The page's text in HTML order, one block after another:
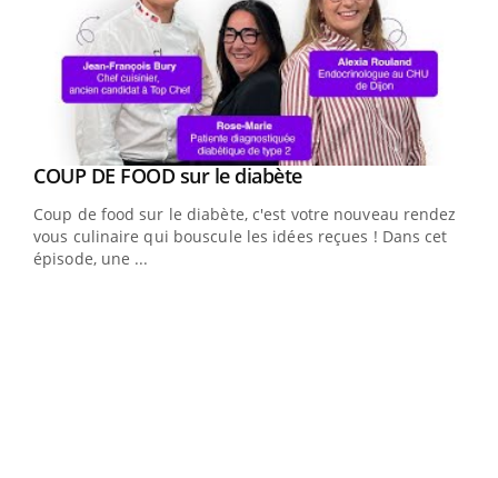
Youtube
COUP DE FOOD sur le diabèteYoutube
Coup de food sur le diabète, c'est votre nouveau rendez-
vous culinaire qui bouscule les idées reçues ! Dans cet
épisode, une ...